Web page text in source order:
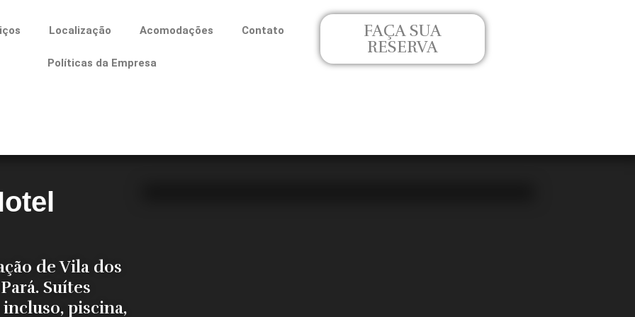
Localização Acomodações Contato
Políticas da Empresa
FAÇA SUA
RESERVA
de Vila dos
Suítes
piscina,